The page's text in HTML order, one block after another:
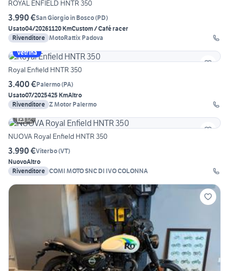
ROYAL ENFIELD HNTR 350
3.990 €San Giorgio in Bosco(PD)
Usato04/20261120 KmCustom / Café racer
Rivenditore MotoRattix Padova
Vetrina
Royal Enfield HNTR 350
3.400 €Palermo(PA)
Usato07/2025425 KmAltro
Rivenditore Z Motor Palermo
12
NUOVA Royal Enfield HNTR 350
3.990 €Viterbo(VT)
NuovoAltro
Rivenditore COMI MOTO SNC DI IVO COLONNA